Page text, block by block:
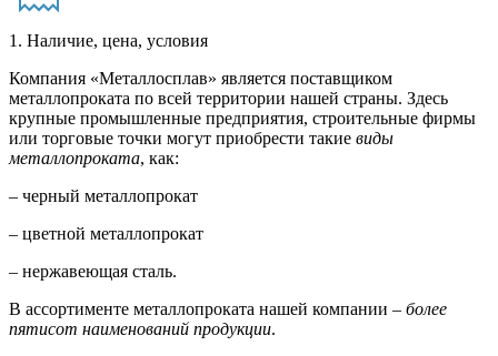
1. Наличие, цена, условия
Компания «Металлосплав» является поставщиком
металлопроката по всей территории нашей страны. Здесь
крупные промышленные предприятия, строительные фирмы
или торговые точки могут приобрести такие виды
металлопроката, как:
– черный металлопрокат
– цветной металлопрокат
– нержавеющая сталь.
В ассортименте металлопроката нашей компании – более
пятисот наименований продукции.